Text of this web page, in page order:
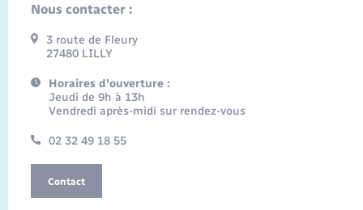
Nous contacter :
3 route de Fleury
27480 LILLY
Horaires d'ouverture :
Jeudi de 9h à 13h
Vendredi après-midi sur rendez-vous
02 32 49 18 55
Contact